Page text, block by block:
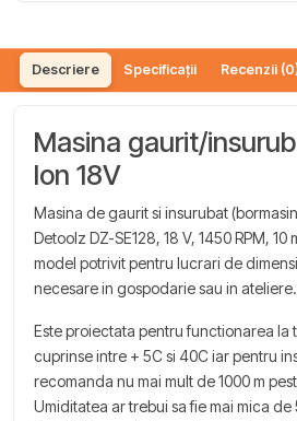
Descriere Specificații Recenzii
Masina gaurit/
Ion 18V
Masina de gaurit si insurubat
Detoolz DZ-SE128, 18 V, 1450 RPM,
model potrivit pentru lucrari de
necesare in gospodarie sau in ateliere.
Este proiectata pentru functionarea la
cuprinse intre + 5C si 40C iar pentru
recomanda nu mai mult de 1000 m
Umiditatea ar trebui sa fie mai mica de